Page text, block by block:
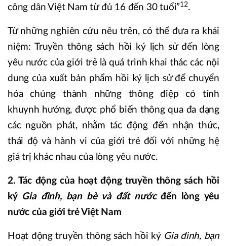
công dân Việt Nam từ đủ 16 đến 30 tuổi”12.
Từ những nghiên cứu nêu trên, có thể đưa ra khái
niệm: Truyền thông sách hồi ký lịch sử đến lòng
yêu nước của giới trẻ là quá trình khai thác các nội
dung của xuất bản phẩm hồi ký lịch sử để chuyển
hóa chúng thành những thông điệp có tính
khuynh hướng, được phổ biến thông qua đa dạng
các nguồn phát, nhằm tác động đến nhận thức,
thái độ và hành vi của giới trẻ đối với những hệ
giá trị khác nhau của lòng yêu nước.
2. Tác động của hoạt động truyền thông sách hồi
ký Gia đình, bạn bè và đất nướcđến lòng yêu
nước của giới trẻ Việt Nam
Hoạt động truyền thông sách hồi ký Gia đình, bạn